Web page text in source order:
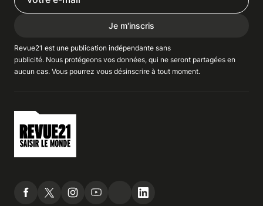
Je m'inscris
Revue21 est une publication indépendante sans
publicité. Nous protégeons vos données, qui ne seront partagées en
aucun cas. Vous pourrez vous désinscrire à tout moment.